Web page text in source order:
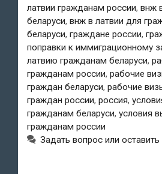
гражданам
РФ
и
Беларуси
ужесточены;
россиянам
не
латвии гражданам россии, внж
беларуси, внж в латвии для
беларуси, граждане россии,
поправки к иммиграционному
латвию гражданам беларуси,
гражданам россии, рабочие
граждан беларуси, рабочие
граждан россии, россия,
гражданам беларуси, условия
гражданам россии
Задать вопрос или